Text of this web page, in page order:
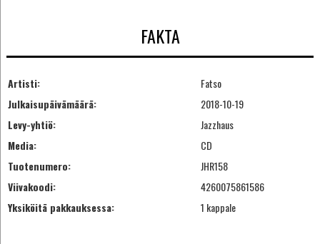
FAKTA
Artisti:
Fatso
Julkaisupäivämäärä:
2018-10-19
Levy-yhtiö:
Jazzhaus
Media:
CD
Tuotenumero:
JHR158
Viivakoodi:
4260075861586
Yksiköitä pakkauksessa:
1 kappale